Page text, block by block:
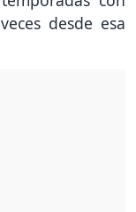
desde esa